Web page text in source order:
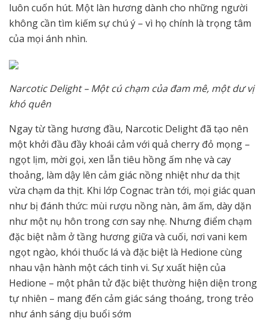
luôn cuốn hút. Một làn hương dành cho những người
không cần tìm kiếm sự chú ý – vì họ chính là trọng tâm
của mọi ánh nhìn.
Narcotic Delight – Một cú chạm của đam mê, một dư vị
khó quên
Ngay từ tầng hương đầu, Narcotic Delight đã tạo nên
một khởi đầu đầy khoái cảm với quả cherry đỏ mọng –
ngọt lịm, mời gọi, xen lẫn tiêu hồng ấm nhẹ và cay
thoảng, làm dậy lên cảm giác nồng nhiệt như da thịt
vừa chạm da thịt. Khi lớp Cognac tràn tới, mọi giác quan
như bị đánh thức: mùi rượu nồng nàn, âm ấm, dày dặn
như một nụ hôn trong cơn say nhẹ. Nhưng điểm chạm
đặc biệt nằm ở tầng hương giữa và cuối, nơi vani kem
ngọt ngào, khói thuốc lá và đặc biệt là Hedione cùng
nhau vận hành một cách tinh vi. Sự xuất hiện của
Hedione – một phân tử đặc biệt thường hiện diện trong
tự nhiên – mang đến cảm giác sáng thoáng, trong trẻo
như ánh sáng dịu buổi sớm